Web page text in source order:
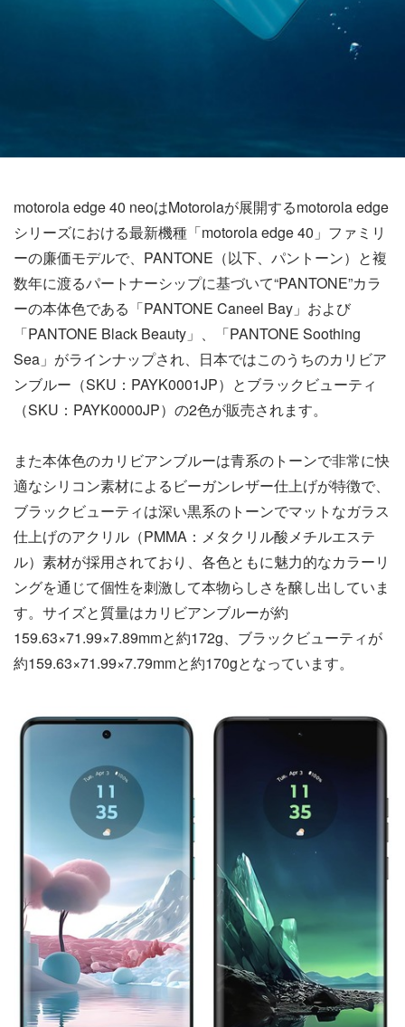
motorola edge 40 neoはMotorolaが展開するmotorola edge
シリーズにおける最新機種「motorola edge 40」ファミリ
ーの廉価モデルで、PANTONE（以下、パントーン）と複
数年に渡るパートナーシップに基づいて“PANTONE”カラ
ーの本体色である「PANTONE Caneel Bay」および
「PANTONE Black Beauty」、「PANTONE Soothing
Sea」がラインナップされ、日本ではこのうちのカリビア
ンブルー（SKU：PAYK0001JP）とブラックビューティ
（SKU：PAYK0000JP）の2色が販売されます。
また本体色のカリビアンブルーは青系のトーンで非常に快
適なシリコン素材によるビーガンレザー仕上げが特徴で、
ブラックビューティは深い黒系のトーンでマットなガラス
仕上げのアクリル（PMMA：メタクリル酸メチルエステ
ル）素材が採用されており、各色ともに魅力的なカラーリ
ングを通じて個性を刺激して本物らしさを醸し出していま
す。サイズと質量はカリビアンブルーが約
159.63×71.99×7.89mmと約172g、ブラックビューティが
約159.63×71.99×7.79mmと約170gとなっています。